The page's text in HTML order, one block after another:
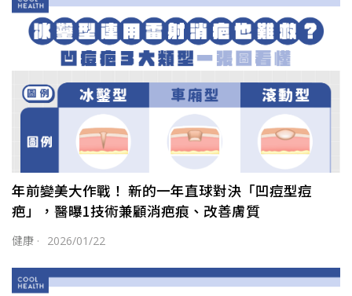
年前變美大作戰！ 新的一年直球對決「凹痘型痘
疤」，醫曝1技術兼顧消疤痕、改善膚質
健康 · 2026/01/22